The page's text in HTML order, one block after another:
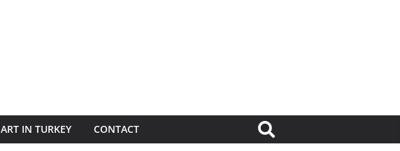
ART IN TURKEY CONTACT